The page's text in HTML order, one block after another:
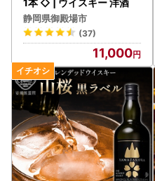
1本 ◇ | ウイスキー 洋酒
静岡県御殿場市
(37)
11,000